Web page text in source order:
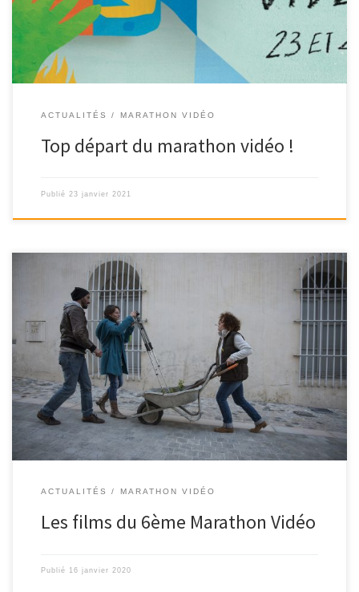
ACTUALITÉS MARATHON VIDÉO
Top départ du marathon vidéo !
Publié 23 janvier 2021
ACTUALITÉS MARATHON VIDÉO
Les films du 6ème Marathon Vidéo
Publié 16 janvier 2020